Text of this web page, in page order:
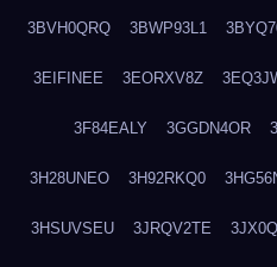
3BVH0QRQ 3BWP93L1
3EIFINEE 3EORXV8Z
3F84EALY 3GGDN4OR
3H28UNEO 3H92RKQ0
3HSUVSEU 3JRQV2TE